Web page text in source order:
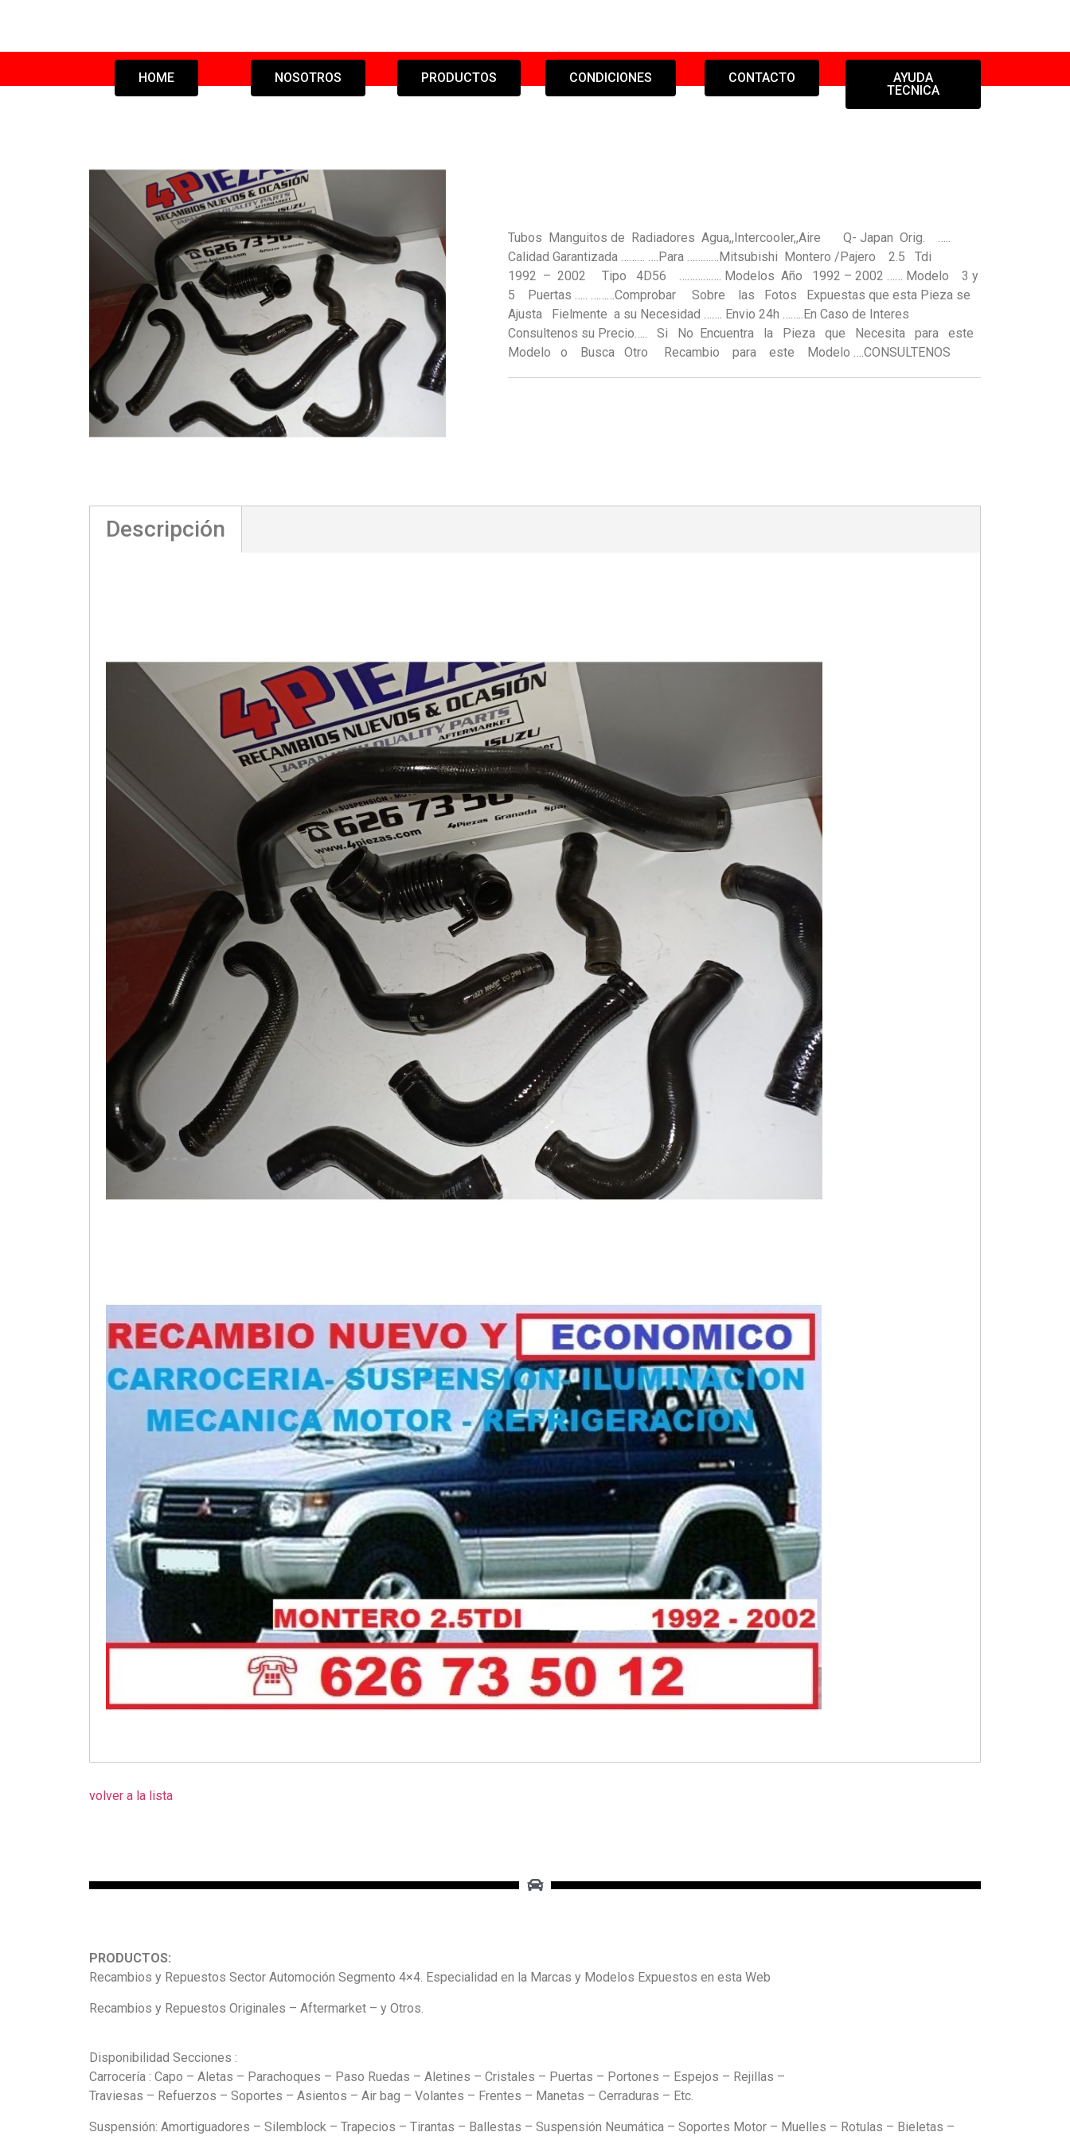
HOME NOSOTROS PRODUCTOS CONDICIONES CONTACTO
AYUDA
TECNICA
Tubos Manguitos de Radiadores Agua,,Intercooler,,Aire Q- Japan Orig. …..
Calidad Garantizada ……… ….Para …………Mitsubishi Montero /Pajero 2.5 Tdi
1992 – 2002 Tipo 4D56 ……………. Modelos Año 1992 – 2002 …… Modelo 3 y
5 Puertas ….. ………Comprobar Sobre las Fotos Expuestas que esta Pieza se
Ajusta Fielmente a su Necesidad ……. Envio 24h ……..En Caso de Interes
Consultenos su Precio….. Si No Encuentra la Pieza que Necesita para este
Modelo o Busca Otro Recambio para este Modelo ….CONSULTENOS
Descripción
volver a la lista
PRODUCTOS:
Recambios y Repuestos Sector Automoción Segmento 4×4. Especialidad en la Marcas y Modelos Expuestos en esta Web
Recambios y Repuestos Originales – Aftermarket – y Otros.
Disponibilidad Secciones :
Carrocería : Capo – Aletas – Parachoques – Paso Ruedas – Aletines – Cristales – Puertas – Portones – Espejos – Rejillas –
Traviesas – Refuerzos – Soportes – Asientos – Air bag – Volantes – Frentes – Manetas – Cerraduras – Etc.
Suspensión: Amortiguadores – Silemblock – Trapecios – Tirantas – Ballestas – Suspensión Neumática – Soportes Motor – Muelles – Rotulas – Bieletas –